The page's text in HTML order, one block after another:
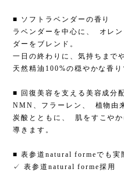
■ ソフトラベンダーの香り
ラベンダーを中心に、 オレ
ダーをブレンド。
一日の終わりに、気持ちまで
天然精油100%の穏やかな香り
■ 回復美容を支える美容成分
NMN、フラーレン、 植物由
炭酸とともに、 肌をすこや
導きます。
■ 表参道natural formeでも実
✓ 表参道natural forme採用